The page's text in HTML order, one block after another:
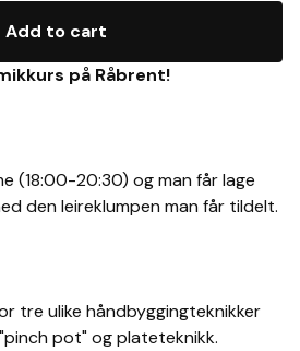
Add to cart
på Råbrent!
(18:00-20:30) og man får lage
den leireklumpen man får tildelt.
tre ulike håndbyggingteknikker
pot" og plateteknikk.